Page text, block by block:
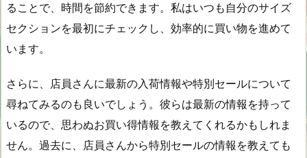
ることで、時間を節約できます。私はいつも自分のサイズ
セクションを最初にチェックし、効率的に買い物を進めて
います。
さらに、店員さんに最新の入荷情報や特別セールについて
尋ねてみるのも良いでしょう。彼らは最新の情報を持って
いるので、思わぬお買い得情報を教えてくれるかもしれま
せん。過去に、店員さんから特別セールの情報を教えても